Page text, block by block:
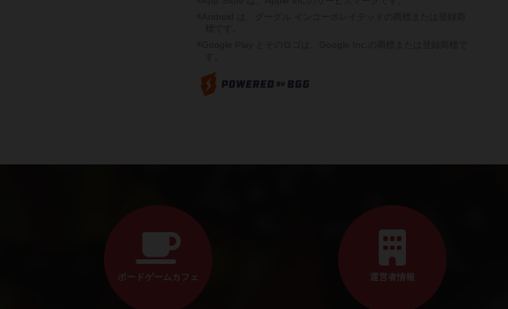
ボードゲームカフェ 運営者情報